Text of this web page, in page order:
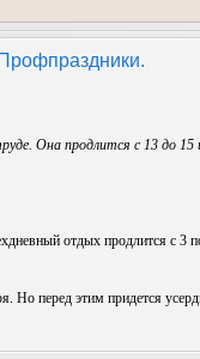
Она продлится с 13 до
отдых продлится с 3
перед этим придется